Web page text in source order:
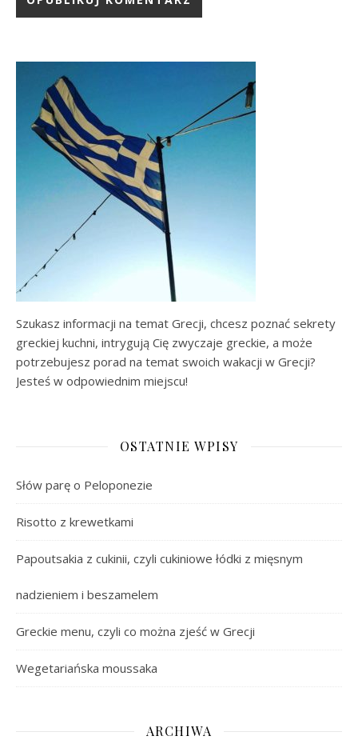
Szukasz informacji na temat Grecji, chcesz poznać sekrety
greckiej kuchni, intrygują Cię zwyczaje greckie, a może
potrzebujesz porad na temat swoich wakacji w Grecji?
Jesteś w odpowiednim miejscu!
OSTATNIE WPISY
Słów parę o Peloponezie
Risotto z krewetkami
Papoutsakia z cukinii, czyli cukiniowe łódki z mięsnym
nadzieniem i beszamelem
Greckie menu, czyli co można zjeść w Grecji
Wegetariańska moussaka
ARCHIWA